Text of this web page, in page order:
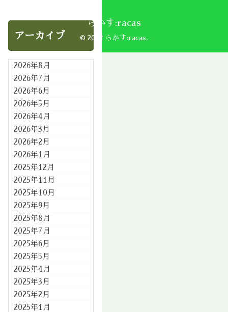
アーカイブ
2026年8月
2026年7月
2026年6月
2026年5月
2026年4月
2026年3月
2026年2月
2026年1月
2025年12月
2025年11月
2025年10月
2025年9月
2025年8月
2025年7月
2025年6月
2025年5月
2025年4月
2025年3月
2025年2月
2025年1月
らかす:racas
© 2002 らかす:racas.